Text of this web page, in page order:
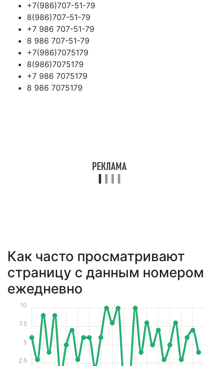
+7(986)707-51-79
8(986)707-51-79
+7 986 707-51-79
8 986 707-51-79
+7(986)7075179
8(986)7075179
+7 986 7075179
8 986 7075179
Как часто просматривают
страницу с данным номером
ежедневно
2.5
5
7.5
10